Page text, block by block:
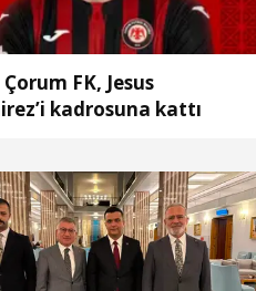
FK, Jesus
kadrosuna kattı